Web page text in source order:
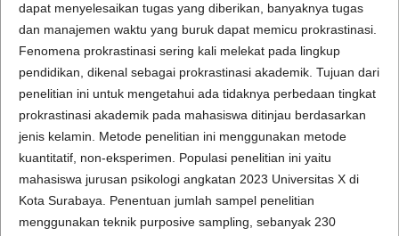
dapat menyelesaikan tugas yang diberikan, banyaknya tugas
dan manajemen waktu yang buruk dapat memicu prokrastinasi.
Fenomena prokrastinasi sering kali melekat pada lingkup
pendidikan, dikenal sebagai prokrastinasi akademik. Tujuan dari
penelitian ini untuk mengetahui ada tidaknya perbedaan tingkat
prokrastinasi akademik pada mahasiswa ditinjau berdasarkan
jenis kelamin. Metode penelitian ini menggunakan metode
kuantitatif, non-eksperimen. Populasi penelitian ini yaitu
mahasiswa jurusan psikologi angkatan 2023 Universitas X di
Kota Surabaya. Penentuan jumlah sampel penelitian
menggunakan teknik purposive sampling, sebanyak 230